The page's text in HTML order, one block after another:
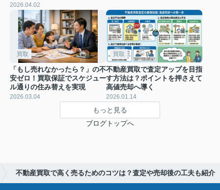
2026.04.02
買取
「もし売れなかったら？」の不
安ゼロ！買取保証でスケジュー
ル通りの住み替えを実現
2026.03.04
買取
不動産買取で査定アップを目指
す方法は？ポイントを押さえて
高値売却へ導く
2026.01.14
もっと見る
ブログトップへ
不動産買取で高く売るためのコツは？査定や売却後の工夫も紹介